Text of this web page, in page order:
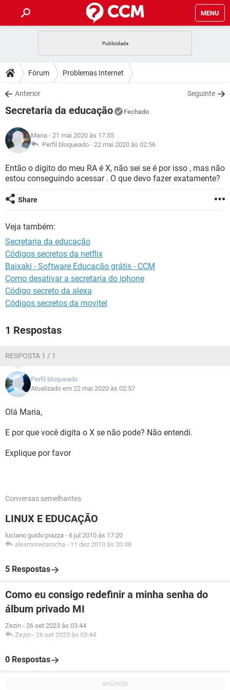
MENU
CELULAR FACEBOOK
OUTLOOK
INSTAGRAM GMAIL
GUIA DE COMPRAS
DICAS
JOGOS WHATSAPP
INSTAGRAM
GUIA DE COMPRAS
DOWNLOADS
JOGOS WHATSAPP
CELULAR
OUTLOOK EXCEL
INSTAGRAM GMAIL
GUIA DE COMPRAS
JOGOS
CELULAR
OUTLOOK EXCEL
GLOSSÁRIO
JOGOS WHATSAPP
CELULAR FACEBOOK
OUTLOOK
GUIA DE COMPRAS
Fórum Problemas Internet
Anterior Seguinte
Secretaria da educação Fechado
Maria - 21 mai 2020 às 17:35
Perfil bloqueado - 22 mai 2020 às 02:56
Então o dígito do meu RA é X, não sei se é por isso , mas não
estou conseguindo acessar . O que devo fazer exatamente?
Share
Veja também:
Secretaria da educação
Códigos secretos da netflix
Baixaki - Software Educação grátis - CCM
Como desativar a secretaria do iphone
Código secreto da alexa
Códigos secretos da movitel
1 Respostas
RESPOSTA 1 / 1
Perfil bloqueado
Atualizado em 22 mai 2020 às 02:57
Olá Maria,
E por que você digita o X se não pode? Não entendi.
Explique por favor
Conversas semelhantes
LINUX E EDUCAÇÃO
luciano guido piazza - 6 jul 2010 às 17:20
alexmoreirarocha - 11 dez 2010 às 20:48
5 Respostas
Como eu consigo redefinir a minha senha do
álbum privado MI
Zezin - 26 set 2023 às 03:44
Zezin - 26 set 2023 às 03:44
0 Respostas